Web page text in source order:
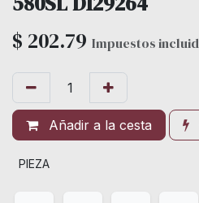
$ 202.79 Impuestos
Añadir a la cesta
PIEZA